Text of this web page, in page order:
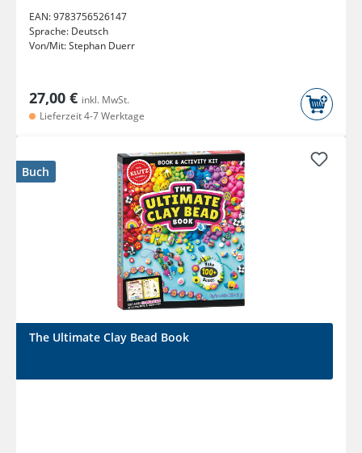
EAN:9783756526147
Sprache: Deutsch
Von/Mit:Stephan Duerr
27,00 € inkl. MwSt.
Lieferzeit 4-7 Werktage
Buch
The Ultimate Clay Bead Book